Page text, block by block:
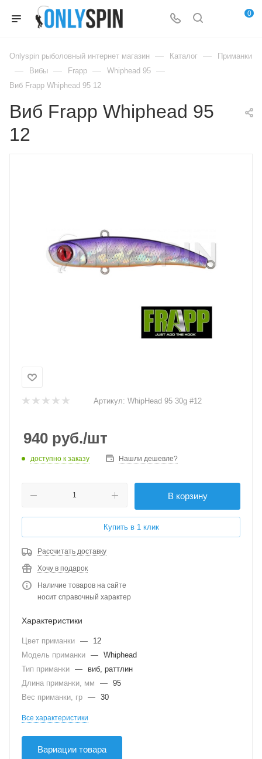
0
Onlyspin рыболовный интернет магазин — Каталог — Приманки
— Вибы — Frapp — Whiphead 95 —
Виб Frapp Whiphead 95 12
Виб Frapp Whiphead 95
12
Артикул: WhipHead 95 30g #12
940 руб./шт
доступно к заказу Нашли дешевле?
В корзину
Купить в 1 клик
Рассчитать доставку
Хочу в подарок
Наличие товаров на сайте
носит справочный характер
Характеристики
Цвет приманки —
12
Модель приманки — Whiphead
Тип приманки —
виб, раттлин
Длина приманки, мм
— 95
Вес приманки, гр — 30
Все характеристики
Вариации товара